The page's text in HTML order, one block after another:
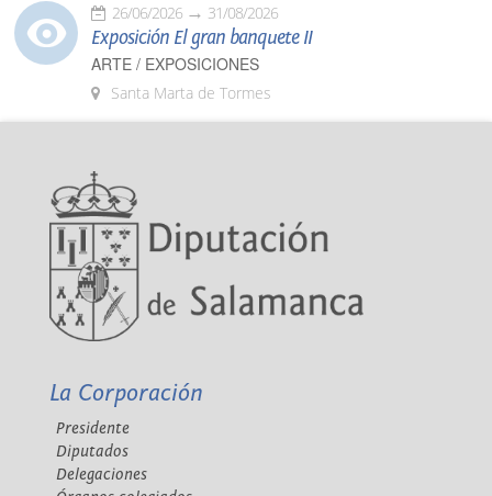
26/06/2026 31/08/2026
Exposición El gran banquete II
ARTE / EXPOSICIONES
Santa Marta de Tormes
La Corporación
Presidente
Diputados
Delegaciones